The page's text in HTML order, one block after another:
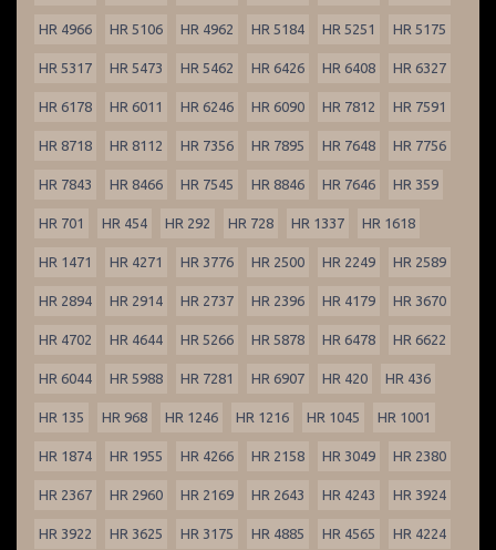
HR 4966 HR 5106 HR 4962 HR 5184 HR 5251 HR 5175
HR 5317 HR 5473 HR 5462 HR 6426 HR 6408 HR 6327
HR 6178 HR 6011 HR 6246 HR 6090 HR 7812 HR 7591
HR 8718 HR 8112 HR 7356 HR 7895 HR 7648 HR 7756
HR 7843 HR 8466 HR 7545 HR 8846 HR 7646 HR 359
HR 701 HR 454 HR 292 HR 728 HR 1337 HR 1618
HR 1471 HR 4271 HR 3776 HR 2500 HR 2249 HR 2589
HR 2894 HR 2914 HR 2737 HR 2396 HR 4179 HR 3670
HR 4702 HR 4644 HR 5266 HR 5878 HR 6478 HR 6622
HR 6044 HR 5988 HR 7281 HR 6907 HR 420 HR 436
HR 135 HR 968 HR 1246 HR 1216 HR 1045 HR 1001
HR 1874 HR 1955 HR 4266 HR 2158 HR 3049 HR 2380
HR 2367 HR 2960 HR 2169 HR 2643 HR 4243 HR 3924
HR 3922 HR 3625 HR 3175 HR 4885 HR 4565 HR 4224